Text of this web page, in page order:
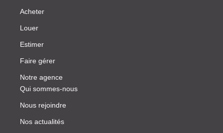
Acheter
Louer
Estimer
Faire gérer
Notre agence
Qui sommes-nous
Nous rejoindre
Nos actualités